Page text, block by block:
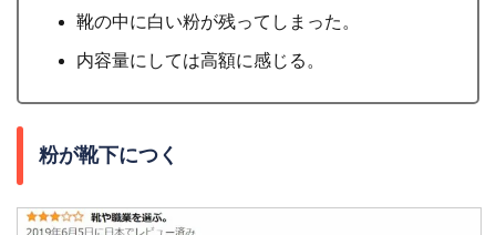
靴の中に白い粉が残ってしまった。
内容量にしては高額に感じる。
粉が靴下につく